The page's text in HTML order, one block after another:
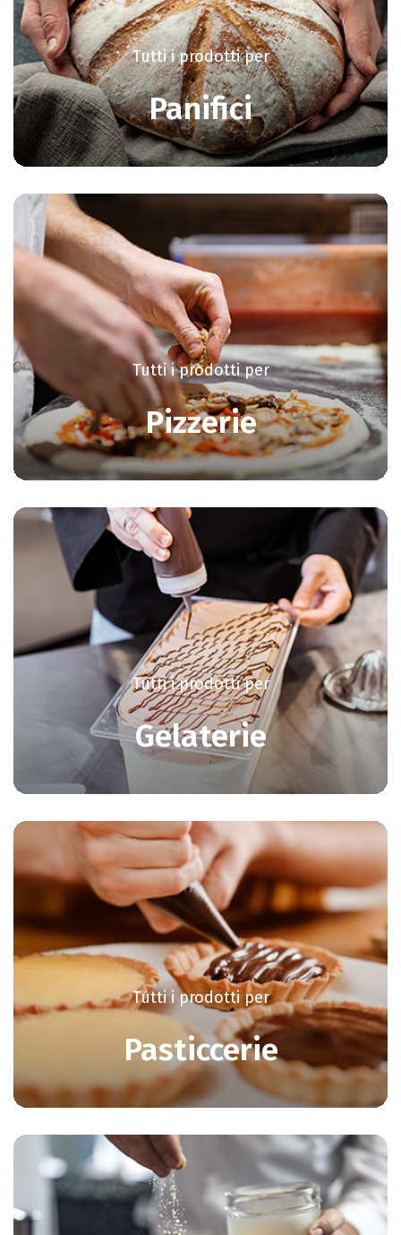
Tutti i prodotti per
Panifici
Tutti i prodotti per
Pizzerie
Tutti i prodotti per
Gelaterie
Tutti i prodotti per
Pasticcerie